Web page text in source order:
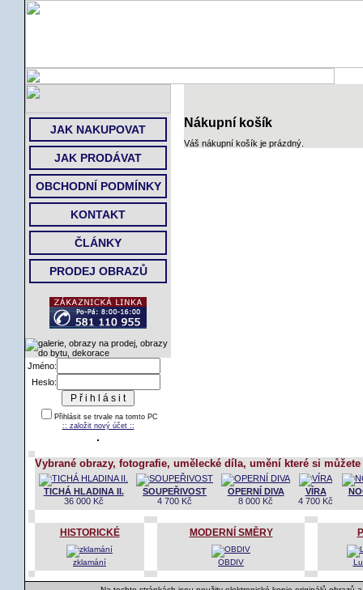
JAK NAKUPOVAT
JAK PRODÁVAT
OBCHODNÍ PODMÍNKY
KONTAKT
ČLÁNKY
PRODEJ OBRAZŮ
Jméno:
Heslo:
Přihlásit se trvale na tomto PC
:: založit nový účet ::
Nákupní košík
Váš nákupní košík je prázdný.
Vybrané obrazy, fotografie, umělecké díla, umění které si
TICHÁ HLADINA II.
36 000 Kč
SOUPEŘIVOST
4 700 Kč
OPERNÍ DIVA
8 000 Kč
VÍRA
4 700 Kč
HISTORICKÉ
zklamání
MODERNÍ SMĚRY
OBDIV